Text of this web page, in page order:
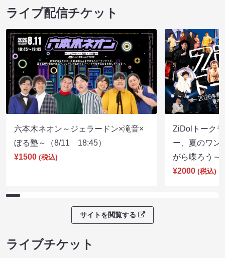
ライブ配信チケット
六本木ネオン～ジェラードン×滝音×
ぼる塾～（8/11 18:45）
¥1500 (税込)
ZiDolトーク
ー、夏のワン
がら喋ろう
¥2000 (税込)
サイトを閲覧する
ライブチケット